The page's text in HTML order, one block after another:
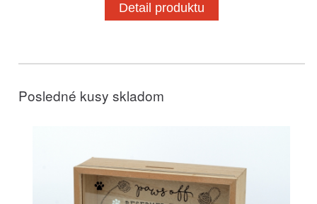
Detail produktu
Posledné kusy skladom